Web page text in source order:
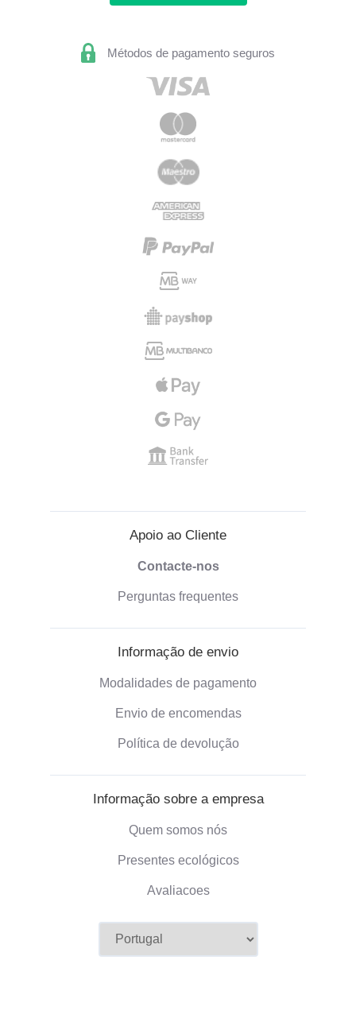
Métodos de pagamento seguros
Apoio ao Cliente
Contacte-nos
Perguntas frequentes
Informação de envio
Modalidades de pagamento
Envio de encomendas
Política de devolução
Informação sobre a empresa
Quem somos nós
Presentes ecológicos
Avaliacoes